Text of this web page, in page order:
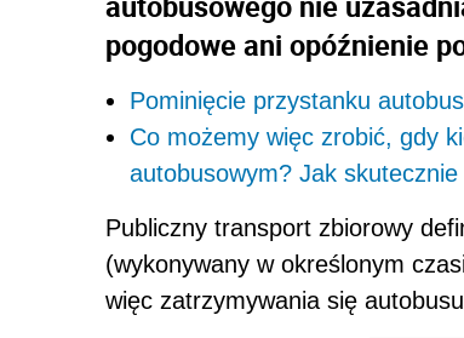
pogodowe ani opóźnienie
Pominięcie przystanku
Co możemy więc zrobić, gdy
autobusowym? Jak
Publiczny transport zbiorowy
(wykonywany w określonym
więc zatrzymywania się